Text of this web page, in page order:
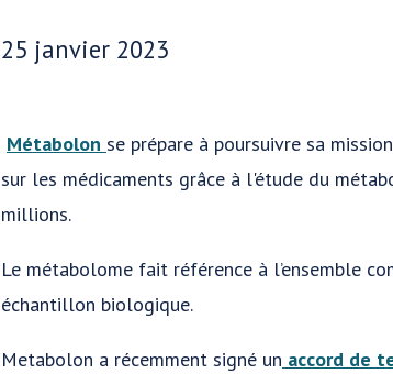
Date publiée:
25 janvier 2023
Métabolon se prépare à poursuivre sa
sur les médicaments grâce à l'étude du
millions.
Le métabolome fait référence à l’ensemble
échantillon biologique.
Metabolon a récemment signé un accord de